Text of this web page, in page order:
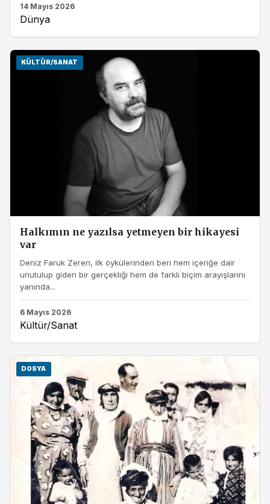
14 Mayıs 2026
Dünya
KÜLTÜR/SANAT
Halkımın ne yazılsa yetmeyen bir hikayesi
var
Deniz Faruk Zeren, ilk öykülerinden beri hem içeriğe dair
unutulup giden bir gerçekliği hem de farklı biçim arayışlarını
yanında...
6 Mayıs 2026
Kültür/Sanat
DOSYA